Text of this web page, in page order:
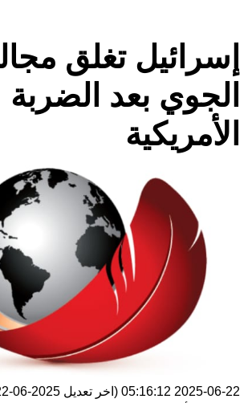
إسرائيل تغلق
الجوي بعد الضربة
الأمريكية
2025-06-22 05:16:12 (اخر تعديل 2025-06-22 05:16:12